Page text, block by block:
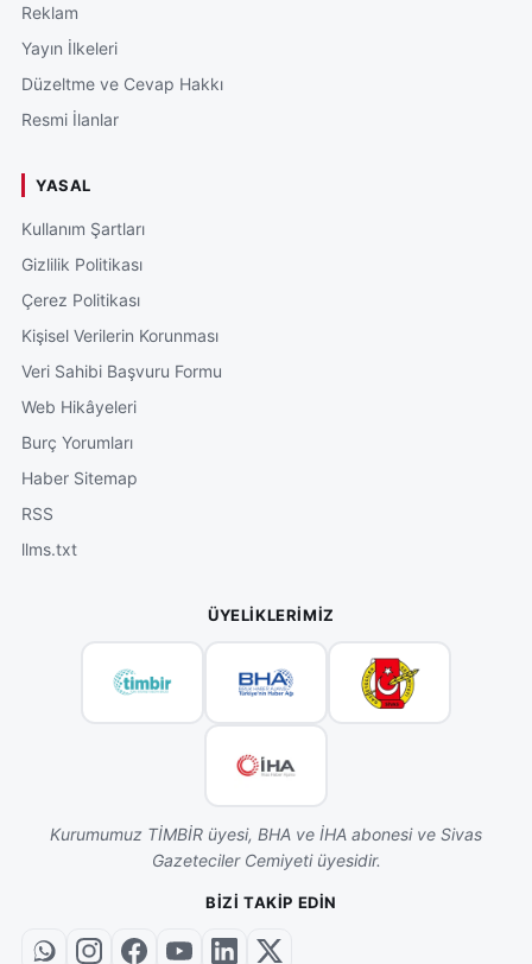
Reklam
Yayın İlkeleri
Düzeltme ve Cevap Hakkı
Resmi İlanlar
YASAL
Kullanım Şartları
Gizlilik Politikası
Çerez Politikası
Kişisel Verilerin Korunması
Veri Sahibi Başvuru Formu
Web Hikâyeleri
Burç Yorumları
Haber Sitemap
RSS
llms.txt
ÜYELIKLERIMIZ
Kurumumuz TİMBİR üyesi, BHA ve İHA abonesi ve Sivas
Gazeteciler Cemiyeti üyesidir.
BIZI TAKIP EDIN